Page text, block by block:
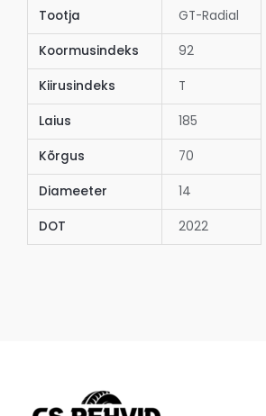
Tootja GT-Radial
Koormusindeks 92
Kiirusindeks T
Laius 185
Kõrgus 70
Diameeter 14
DOT 2022